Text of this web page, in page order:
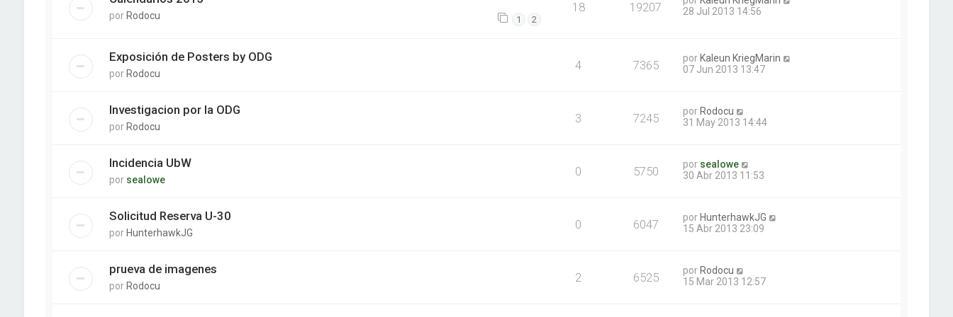
por Rodocu 1 2
18 19207
28 Jul 2013 14:56
Exposición de Posters by ODG
porRodocu
4 7365 porKaleun KriegMarin
07 Jun 2013 13:47
Investigacion por la ODG
porRodocu
3 7245 porRodocu
31 May 2013 14:44
Incidencia UbW
por sealowe
0 5750 por sealowe
30 Abr 2013 11:53
Solicitud Reserva U-30
porHunterhawkJG
0 6047 porHunterhawkJG
15 Abr 2013 23:09
prueva de imagenes
porRodocu
2 6525 porRodocu
15 Mar 2013 12:57